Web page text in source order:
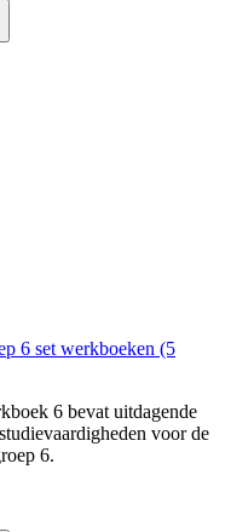
6 set werkboeken (5
6 bevat uitdagende
voor de
6.